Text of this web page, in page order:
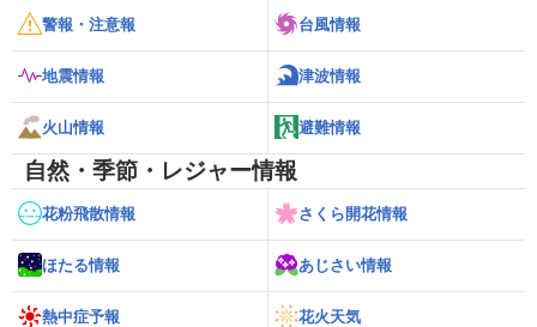
警報・注意報 台風情報
地震情報 津波情報
火山情報 避難情報
自然・季節・レジャー情報
花粉飛散情報 さくら開花情報
ほたる情報 あじさい情報
熱中症予報 花火天気